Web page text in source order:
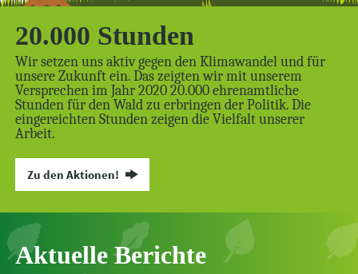
20.000 Stunden
Wir setzen uns aktiv gegen den Klimawandel und für
unsere Zukunft ein. Das zeigten wir mit unserem
Versprechen im Jahr 2020 20.000 ehrenamtliche
Stunden für den Wald zu erbringen der Politik. Die
eingereichten Stunden zeigen die Vielfalt unserer
Arbeit.
Zu den Aktionen!
Aktuelle Berichte